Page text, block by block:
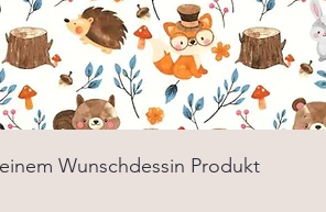
Wunschdessin Produkt